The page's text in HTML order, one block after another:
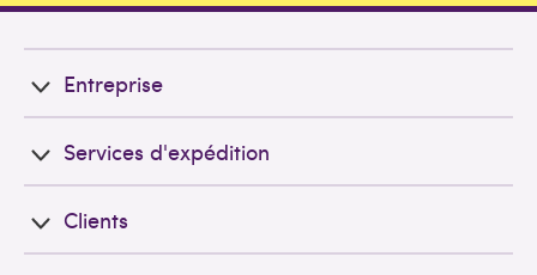
Entreprise
Services d'expédition
Clients